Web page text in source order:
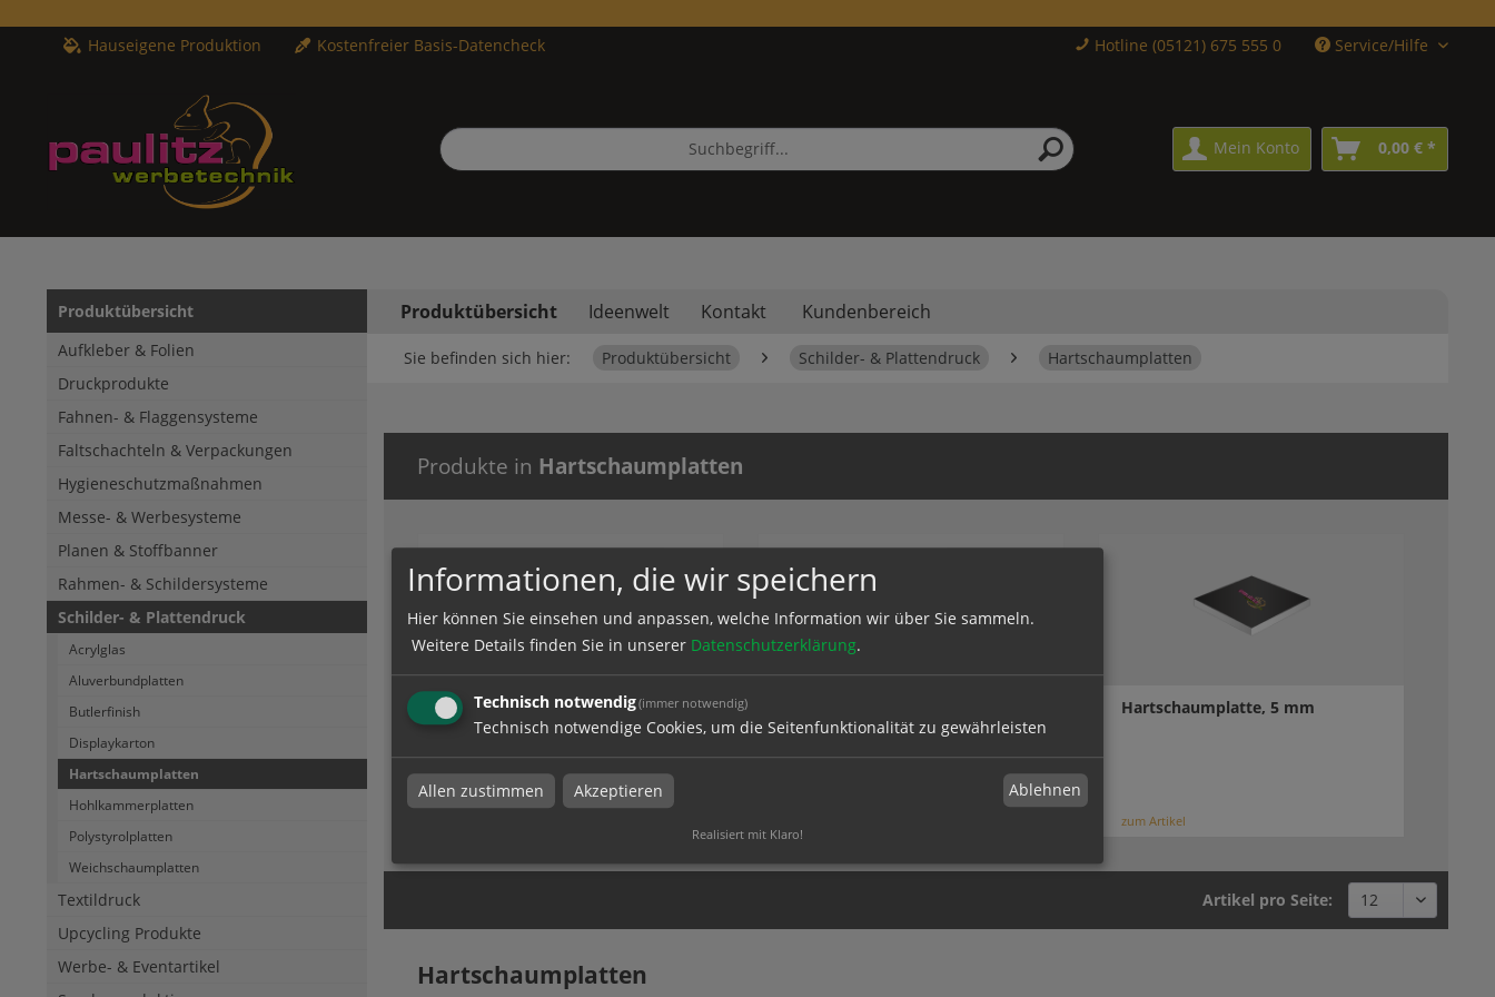
Hauseigene Produktion Kostenfreier Basis-Datencheck Hotline (05121) 675 555 0 Service/Hilfe
Mein Konto 0,00 € *
Produktübersicht
Aufkleber & Folien
Druckprodukte
Fahnen- & Flaggensysteme
Faltschachteln & Verpackungen
Hygieneschutzmaßnahmen
Messe- & Werbesysteme
Planen & Stoffbanner
Rahmen- & Schildersysteme
Schilder- & Plattendruck
Acrylglas
Aluverbundplatten
Butlerfinish
Displaykarton
Hartschaumplatten
Hohlkammerplatten
Polystyrolplatten
Weichschaumplatten
Textildruck
Upcycling Produkte
Werbe- & Eventartikel
Produktübersicht Ideenwelt Kontakt Kundenbereich
Sie befinden sich hier: Produktübersicht Schilder- & Plattendruck Hartschaumplatten
Produkte in Hartschaumplatten
Hartschaumplatte, 19 mm Hartschaumplatte, 5 mm
zum Artikel
Artikel pro Seite:
Hartschaumplatten
Informationen, die wir speichern
Hier können Sie einsehen und anpassen, welche Information wir über Sie sammeln.
Weitere Details finden Sie in unserer Datenschutzerklärung.
Technisch notwendig(immer notwendig)
Technisch notwendige Cookies, um die Seitenfunktionalität zu gewährleisten
Allen zustimmen Akzeptieren Ablehnen
Realisiert mit Klaro!